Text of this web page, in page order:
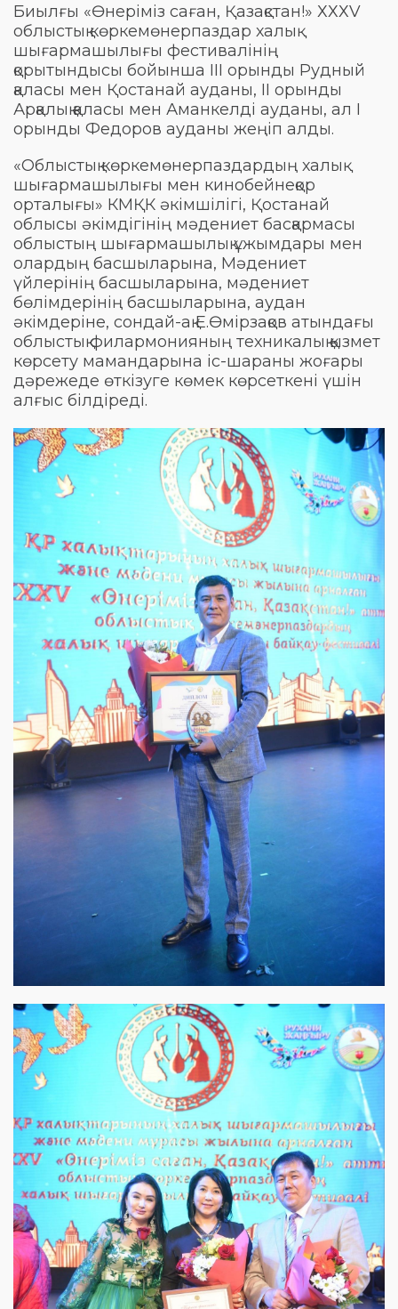
Биылғы «Өнеріміз саған, Қазақстан!» ХХХV
облыстық көркемөнерпаздар халық
шығармашылығы фестивалінің
қорытындысы бойынша ІІІ орынды Рудный
қаласы мен Қостанай ауданы, ІІ орынды
Арқалық қаласы мен Аманкелді ауданы, ал І
орынды Федоров ауданы жеңіп алды.
«Облыстық көркемөнерпаздардың халық
шығармашылығы мен кинобейнеқор
орталығы» КМҚК әкімшілігі, Қостанай
облысы әкімдігінің мәдениет басқармасы
облыстың шығармашылық ұжымдары мен
олардың басшыларына, Мәдениет
үйлерінің басшыларына, мәдениет
бөлімдерінің басшыларына, аудан
әкімдеріне, сондай-ақ Е.Өмірзақов атындағы
облыстық филармонияның техникалық қызмет
көрсету мамандарына іс-шараны жоғары
дәрежеде өткізуге көмек көрсеткені үшін
алғыс білдіреді.